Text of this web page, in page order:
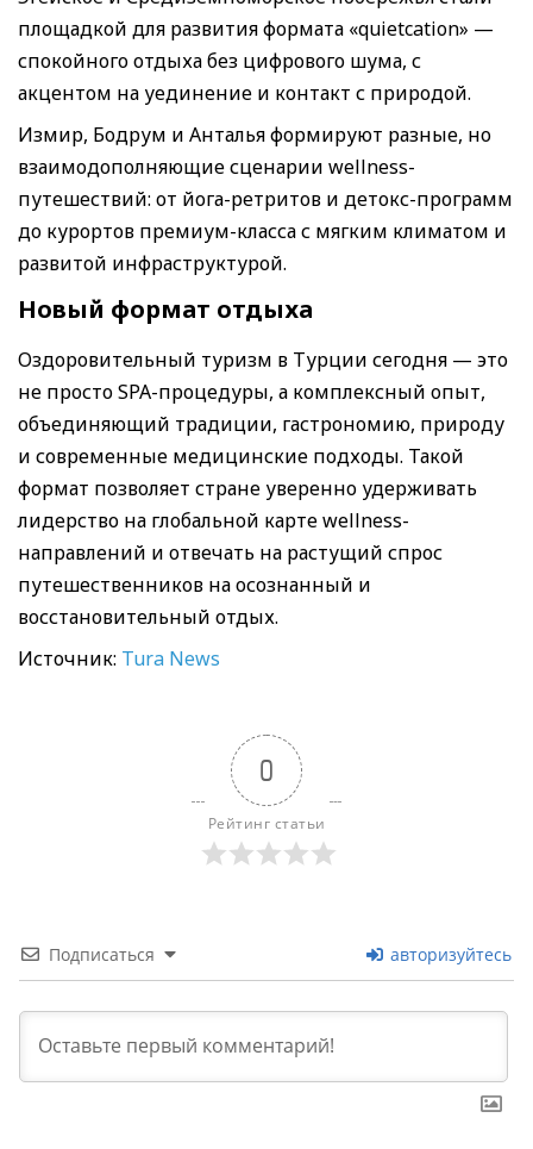
площадкой для развития формата «quietcation» —
спокойного отдыха без цифрового шума, с
акцентом на уединение и контакт с природой.
Измир, Бодрум и Анталья формируют разные, но
взаимодополняющие сценарии wellness-
путешествий: от йога-ретритов и детокс-программ
до курортов премиум-класса с мягким климатом и
развитой инфраструктурой.
Новый формат отдыха
Оздоровительный туризм в Турции сегодня — это
не просто SPA-процедуры, а комплексный опыт,
объединяющий традиции, гастрономию, природу
и современные медицинские подходы. Такой
формат позволяет стране уверенно удерживать
лидерство на глобальной карте wellness-
направлений и отвечать на растущий спрос
путешественников на осознанный и
восстановительный отдых.
Источник: Tura News
0
Рейтинг статьи
Подписаться авторизуйтесь